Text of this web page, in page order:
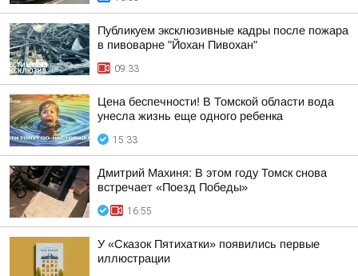
Публикуем эксклюзивные кадры после пожара
в пивоварне "Йохан Пивохан"
09:33
Цена беспечности! В Томской области вода
унесла жизнь еще одного ребенка
15:33
Дмитрий Махиня: В этом году Томск снова
встречает «Поезд Победы»
16:55
У «Сказок Пятихатки» появились первые
иллюстрации